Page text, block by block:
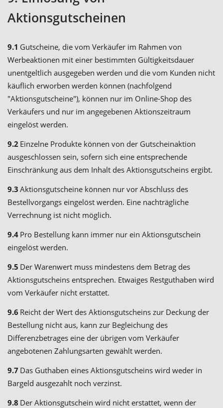
Aktionsgutscheinen
9.1 Gutscheine, die vom Verkäufer im Rahmen von
Werbeaktionen mit einer bestimmten Gültigkeitsdauer
unentgeltlich ausgegeben werden und die vom Kunden nicht
käuflich erworben werden können (nachfolgend
"Aktionsgutscheine"), können nur im Online-Shop des
Verkäufers und nur im angegebenen Aktionszeitraum
eingelöst werden.
9.2 Einzelne Produkte können von der Gutscheinaktion
ausgeschlossen sein, sofern sich eine entsprechende
Einschränkung aus dem Inhalt des Aktionsgutscheins ergibt.
9.3 Aktionsgutscheine können nur vor Abschluss des
Bestellvorgangs eingelöst werden. Eine nachträgliche
Verrechnung ist nicht möglich.
9.4 Pro Bestellung kann immer nur ein Aktionsgutschein
eingelöst werden.
9.5 Der Warenwert muss mindestens dem Betrag des
Aktionsgutscheins entsprechen. Etwaiges Restguthaben wird
vom Verkäufer nicht erstattet.
9.6 Reicht der Wert des Aktionsgutscheins zur Deckung der
Bestellung nicht aus, kann zur Begleichung des
Differenzbetrages eine der übrigen vom Verkäufer
angebotenen Zahlungsarten gewählt werden.
9.7 Das Guthaben eines Aktionsgutscheins wird weder in
Bargeld ausgezahlt noch verzinst.
9.8 Der Aktionsgutschein wird nicht erstattet, wenn der